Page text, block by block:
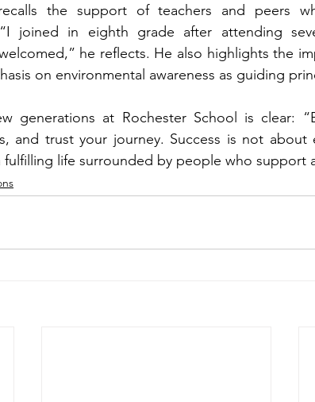
the support of teachers and peers
joined in eighth grade after attending
he reflects. He also highlights the
on environmental awareness as guiding
generations at Rochester School is clear:
and trust your journey. Success is not about
life surrounded by people who support